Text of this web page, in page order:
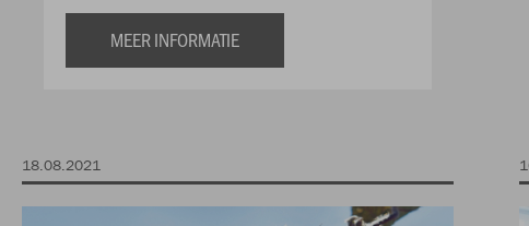
MEER INFORMATIE
18.08.2021